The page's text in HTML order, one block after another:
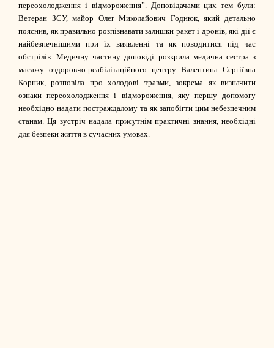
переохолодження і відмороження”. Доповідачами цих тем були:
Ветеран ЗСУ, майор Олег Миколайович Годнюк, який детально
пояснив, як правильно розпізнавати залишки ракет і дронів, які дії є
найбезпечнішими при їх виявленні та як поводитися під час
обстрілів. Медичну частину доповіді розкрила медична сестра з
масажу оздоровчо-реабілітаційного центру Валентина Сергіївна
Корник, розповіла про холодові травми, зокрема як визначити
ознаки переохолодження і відмороження, яку першу допомогу
необхідно надати постраждалому та як запобігти цим небезпечним
станам. Ця зустріч надала присутнім практичні знання, необхідні
для безпеки життя в сучасних умовах.